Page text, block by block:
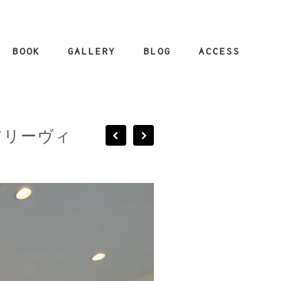
BOOK GALLERY BLOG ACCESS
ーヴィ